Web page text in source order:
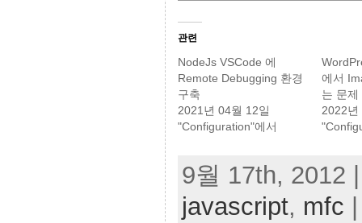
관련
NodeJs VSCode 에
Remote Debugging 환경
구축
2021년 04월 12일
"Configuration"에서
에서
는 문제
2022년
9월 17th, 2012
javascript, mfc